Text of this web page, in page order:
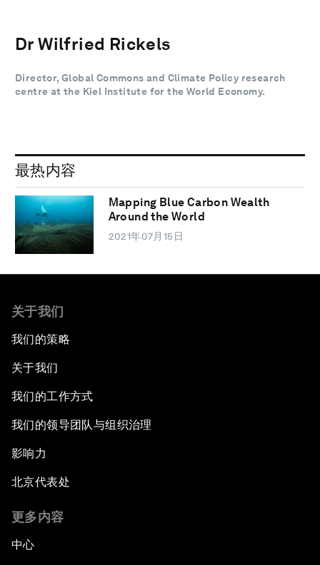
Dr Wilfried Rickels
Director, Global Commons and Climate Policy research
centre at the Kiel Institute for the World Economy.
最热内容
Mapping Blue Carbon Wealth
Around the World
2021年07月15日
关于我们
我们的策略
关于我们
我们的工作方式
我们的领导团队与组织治理
影响力
北京代表处
更多内容
中心